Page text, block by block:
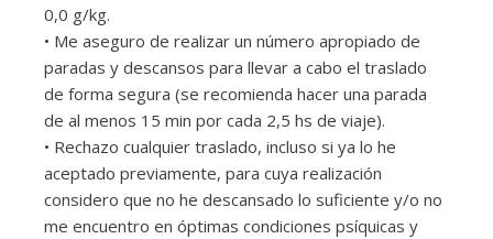
0,0 g/kg.
• Me aseguro de realizar un número apropiado de
paradas y descansos para llevar a cabo el traslado
de forma segura (se recomienda hacer una parada
de al menos 15 min por cada 2,5 hs de viaje).
• Rechazo cualquier traslado, incluso si ya lo he
aceptado previamente, para cuya realización
considero que no he descansado lo suficiente y/o no
me encuentro en óptimas condiciones psíquicas y